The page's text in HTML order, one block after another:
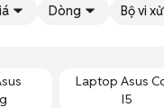
Dòng Bộ vi
Laptop Asus
I5